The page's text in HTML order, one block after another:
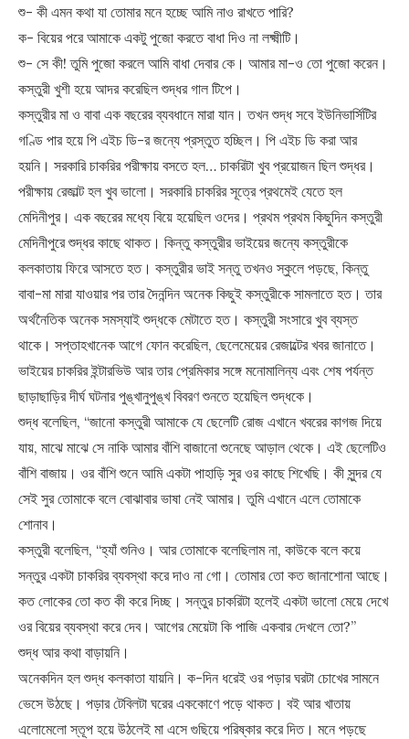
শু- কী এমন কথা যা তোমার মনে হচ্ছে আমি নাও রাখতে পারি?
ক- বিয়ের পরে আমাকে একটু পুজো করতে বাধা দিও না লক্ষ্মীটি।
শু- সে কী! তুমি পুজো করলে আমি বাধা দেবার কে। আমার মা-ও তো পুজো করেন।
কস্তুরী খুশী হয়ে আদর করেছিল শুদ্ধর গাল টিপে।
কস্তুরীর মা ও বাবা এক বছরের ব্যবধানে মারা যান। তখন শুদ্ধ সবে ইউনিভার্সিটির
গণ্ডি পার হয়ে পি এইচ ডি-র জন্যে প্রস্তুত হচ্ছিল। পি এইচ ডি করা আর
হয়নি। সরকারি চাকরির পরীক্ষায় বসতে হল… চাকরিটা খুব প্রয়োজন ছিল শুদ্ধর।
পরীক্ষায় রেজাল্ট হল খুব ভালো। সরকারি চাকরির সূত্রে প্রথমেই যেতে হল
মেদিনীপুর। এক বছরের মধ্যে বিয়ে হয়েছিল ওদের। প্রথম প্রথম কিছুদিন কস্তুরী
মেদিনীপুরে শুদ্ধর কাছে থাকত। কিন্তু কস্তুরীর ভাইয়ের জন্যে কস্তুরীকে
কলকাতায় ফিরে আসতে হত। কস্তুরীর ভাই সন্তু তখনও স্কুলে পড়ছে, কিন্তু
বাবা-মা মারা যাওয়ার পর তার দৈনন্দিন অনেক কিছুই কস্তুরীকে সামলাতে হত। তার
অর্থনৈতিক অনেক সমস্যাই শুদ্ধকে মেটাতে হত। কস্তুরী সংসারে খুব ব্যস্ত
থাকে। সপ্তাহখানেক আগে ফোন করেছিল, ছেলেমেয়ের রেজাল্টের খবর জানাতে।
ভাইয়ের চাকরির ইন্টারভিউ আর তার প্রেমিকার সঙ্গে মনোমালিন্য এবং শেষ পর্যন্ত
ছাড়াছাড়ির দীর্ঘ ঘটনার পুঙ্খানুপুঙ্খ বিবরণ শুনতে হয়েছিল শুদ্ধকে।
শুদ্ধ বলেছিল, “জানো কস্তুরী আমাকে যে ছেলেটি রোজ এখানে খবরের কাগজ দিয়ে
যায়, মাঝে মাঝে সে নাকি আমার বাঁশি বাজানো শুনেছে আড়াল থেকে। এই ছেলেটিও
বাঁশি বাজায়। ওর বাঁশি শুনে আমি একটা পাহাড়ি সুর ওর কাছে শিখেছি। কী সুন্দর যে
সেই সুর তোমাকে বলে বোঝাবার ভাষা নেই আমার। তুমি এখানে এলে তোমাকে
শোনাব।
কস্তুরী বলেছিল, “হ্যাঁ শুনিও। আর তোমাকে বলেছিলাম না, কাউকে বলে কয়ে
সন্তুর একটা চাকরির ব্যবস্থা করে দাও না গো। তোমার তো কত জানাশোনা আছে।
কত লোকের তো কত কী করে দিচ্ছ। সন্তুর চাকরিটা হলেই একটা ভালো মেয়ে দেখে
ওর বিয়ের ব্যবস্থা করে দেব। আগের মেয়েটা কি পাজি একবার দেখলে তো?”
শুদ্ধ আর কথা বাড়ায়নি।
অনেকদিন হল শুদ্ধ কলকাতা যায়নি। ক-দিন ধরেই ওর পড়ার ঘরটা চোখের সামনে
ভেসে উঠছে। পড়ার টেবিলটা ঘরের এককোণে পড়ে থাকত। বই আর খাতায়
এলোমেলো স্তূপ হয়ে উঠলেই মা এসে গুছিয়ে পরিষ্কার করে দিত। মনে পড়ছে